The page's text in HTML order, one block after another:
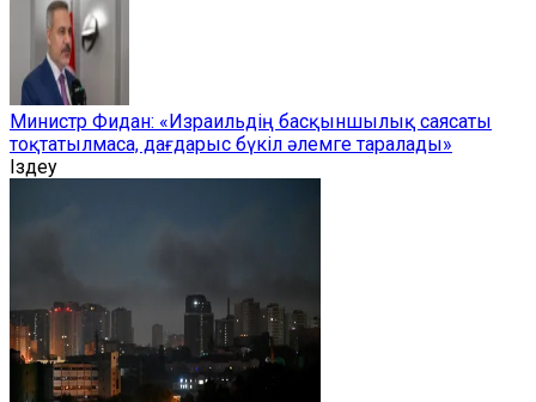
Министр Фидан: «Израильдің басқыншылық саясаты
тоқтатылмаса, дағдарыс бүкіл әлемге таралады»
Іздеу